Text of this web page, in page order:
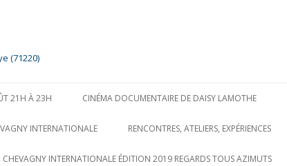
(71220)
au
21H À 23H CINÉMA DOCUMENTAIRE DE DAISY LAMOTHE
INTERNATIONALE RENCONTRES, ATELIERS, EXPÉRIENCES
CHEVAGNY INTERNATIONALE ÉDITION 2019 REGARDS TOUS AZIMUTS